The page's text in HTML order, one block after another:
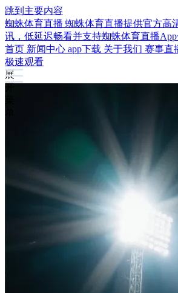
跳到主要内容
蜘蛛体育直播 蜘蛛体育直播提供官方高
讯，低延迟畅看并支持蜘蛛体育直播App
首页 新闻中心 app下载 关于我们 赛事直
极速观看
展